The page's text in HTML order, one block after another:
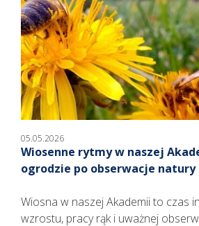
05.05.2026
Wiosenne rytmy w naszej
ogrodzie po obserwacje natury
Wiosna w naszej Akademii to czas
wzrostu, pracy rąk i uważnej